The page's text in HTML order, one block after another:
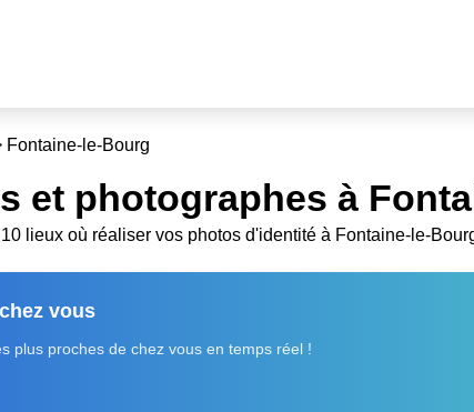
Fontaine-le-Bourg
et photographes à
10 lieux où réaliser vos photos d'identité à Fontaine-le-
vous
plus proches de chez vous en temps réel !